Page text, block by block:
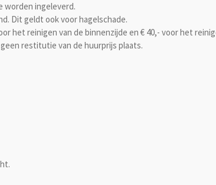
worden ingeleverd.
Dit geldt ook voor hagelschade.
het reinigen van de binnenzijde en € 40,- voor het
restitutie van de huurprijs plaats.